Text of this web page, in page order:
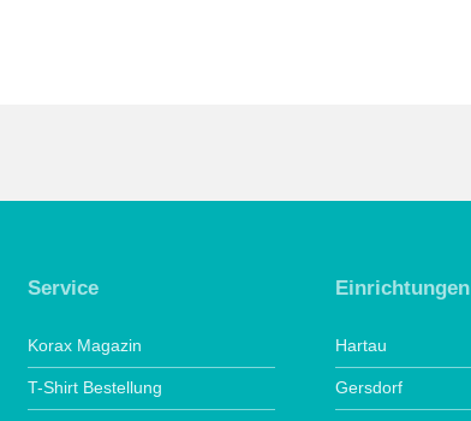
Service
Korax Magazin
T-Shirt Bestellung
Einrichtungen
Hartau
Gersdorf